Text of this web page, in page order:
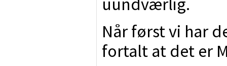
Når først vi har
fortalt at det er